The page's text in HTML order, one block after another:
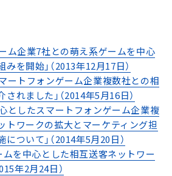
ム企業7社との萌え系ゲームを中心
を開始」（2013年12月17日）
ートフォンゲーム企業複数社との相
れました」（2014年5月16日）
としたスマートフォンゲーム企業複
トワークの拡大とマーケティング担
ついて」（2014年5月20日）
ムを中心とした相互送客ネットワー
年2月24日）